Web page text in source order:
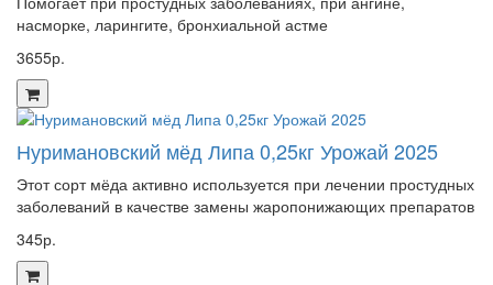
насморке, ларингите, бронхиальной астме
3655р.
Нуримановский мёд Липа 0,25кг Урожай 2025
Этот сорт мёда активно используется при лечении простудных
заболеваний в качестве замены жаропонижающих препаратов
345р.